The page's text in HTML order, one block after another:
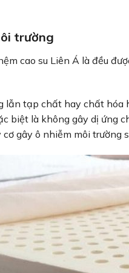
trường
cao su Liên Á là đều
lẫn tạp chất hay chất hóa
biệt là không gây dị ứng
gây ô nhiễm môi trường